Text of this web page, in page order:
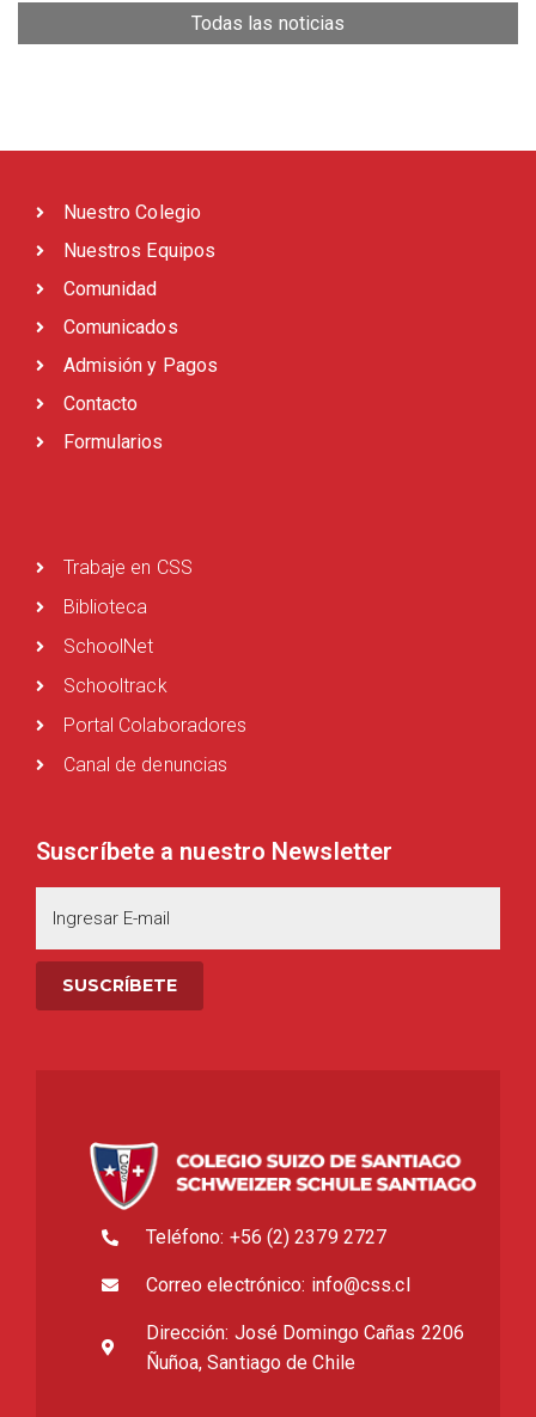
Todas las noticias
Nuestro Colegio
Nuestros Equipos
Comunidad
Comunicados
Admisión y Pagos
Contacto
Formularios
Trabaje en CSS
Biblioteca
SchoolNet
Schooltrack
Portal Colaboradores
Canal de denuncias
Suscríbete a nuestro Newsletter
Teléfono: +56 (2) 2379 2727
Correo electrónico: info@css.cl
Dirección: José Domingo Cañas 2206
Ñuñoa, Santiago de Chile